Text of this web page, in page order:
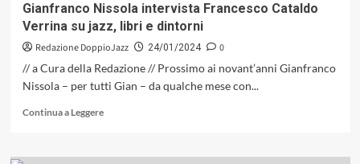
e
Michelone
Gianfranco Nissola intervista Francesco Cataldo
Verrina su jazz, libri e dintorni
Redazione DoppioJazz 24/01/2024
0
// a Cura della Redazione // Prossimo ai novant’anni Gianfranco
Nissola – per tutti Gian – da qualche mese con...
Continua a LeggereLeggi
su